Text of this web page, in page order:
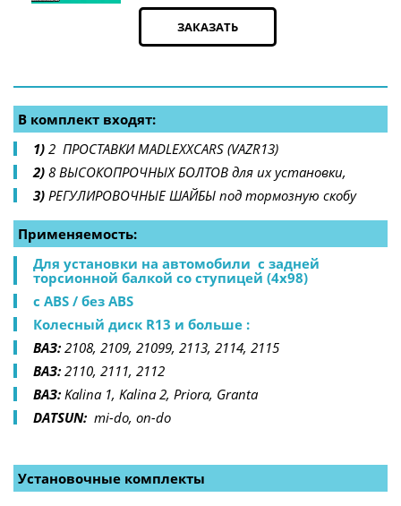
ЗАКАЗАТЬ
В комплект входят:
1) 2  ПРОСТАВКИ MADLEXXCARS (VAZR13)
2) 8 ВЫСОКОПРОЧНЫХ БОЛТОВ для их установки,
3) РЕГУЛИРОВОЧНЫЕ ШАЙБЫ под тормозную скобу
Применяемость:
Для установки на автомобили  с задней
торсионной балкой со ступицей (4х98)
с ABS / без ABS
Колесный диск R13 и больше :
ВАЗ: 2108, 2109, 21099, 2113, 2114, 2115
ВАЗ: 2110, 2111, 2112
ВАЗ: Kalina 1, Kalina 2, Priora, Granta
DATSUN: mi-do, on-do
Установочные комплекты